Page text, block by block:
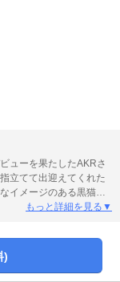
ューを果たしたAKRさ
立てて出迎えてくれた
イメージのある黒猫だ
です。そんなろんと
下ろしを加えて登場！
もっと詳細を見る▼
)